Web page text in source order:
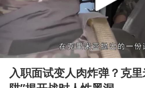
台风白海豚或在
弹药库存告急
沙特否认与胡
Play
入职面试变人肉炸弹？克